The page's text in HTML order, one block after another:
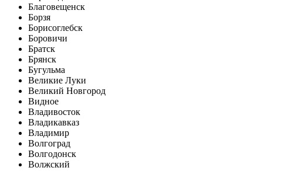
Благовещенск
Борзя
Борисоглебск
Боровичи
Братск
Брянск
Бугульма
Великие Луки
Великий Новгород
Видное
Владивосток
Владикавказ
Владимир
Волгоград
Волгодонск
Волжский